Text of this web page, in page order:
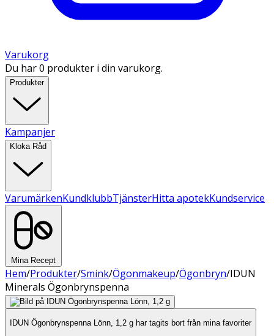
Varukorg
Du har 0 produkter i din varukorg.
Produkter
Kampanjer
Kloka Råd
VarumärkenKundklubbTjänsterHitta apotekKundservice
Mina Recept
Hem/Produkter/Smink/Ögonmakeup/Ögonbryn/IDUN
Minerals Ögonbrynspenna
IDUN Ögonbrynspenna Lönn, 1,2 g har tagits bort från mina favoriter